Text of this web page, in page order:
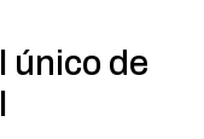
único de